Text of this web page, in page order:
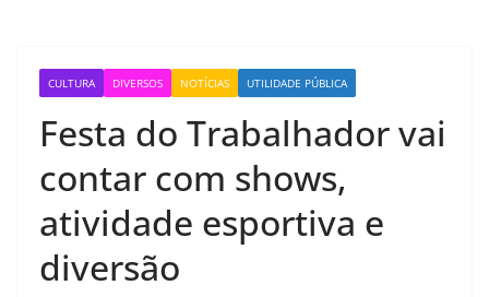
CULTURA DIVERSOS NOTÍCIAS UTILIDADE PÚBLICA
Festa do Trabalhador vai
contar com shows,
atividade esportiva e
diversão